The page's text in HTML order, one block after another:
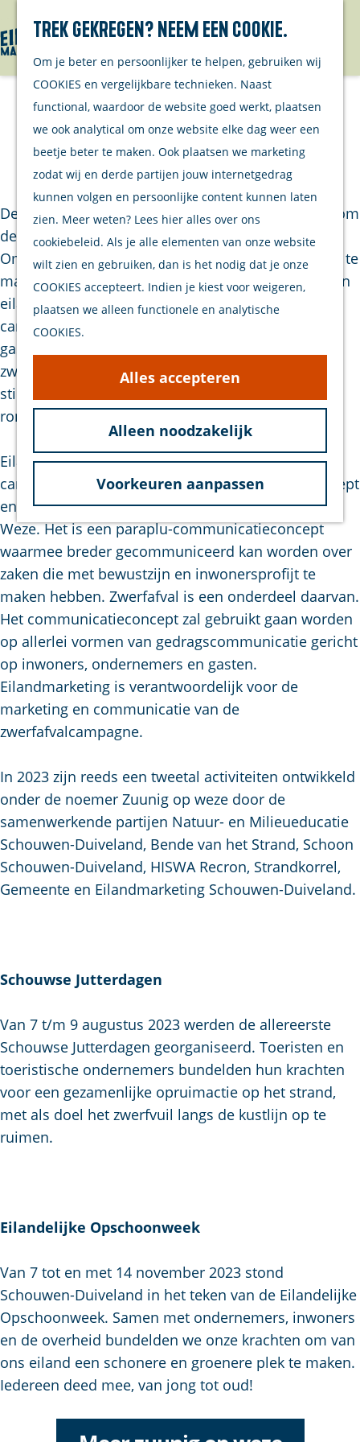
Trek gekregen? Neem een cookie.
Om je beter en persoonlijker te helpen, gebruiken wij
COOKIES en vergelijkbare technieken. Naast
functional, waardoor de website goed werkt, plaatsen
we ook analytical om onze website elke dag weer een
beetje beter te maken. Ook plaatsen we marketing
zodat wij en derde partijen jouw internetgedrag
kunnen volgen en persoonlijke content kunnen laten
zien. Meer weten? Lees hier alles over ons
cookiebeleid. Als je alle elementen van onze website
wilt zien en gebruiken, dan is het nodig dat je onze
COOKIES accepteert. Indien je kiest voor weigeren,
plaatsen we alleen functionele en analytische
COOKIES.
Alles accepteren
Alleen noodzakelijk
Voorkeuren aanpassen
e
h
o
m
e
p
a
g
e
Kanalen
Projecten
Evenement
aanmelden
Contact
Zuunig op Weze
| | |
De gemeente Schouwen-Duiveland streeft ernaar om
de schoonste gemeente van Nederland te worden.
Om alle inwoners, ondernemers en gasten bewust te
maken van de impact van zwerfafval, is daarom een
eiland brede zwerfafvalcampagne ontwikkeld. De
campagne richt zich op inwoners, ondernemers en
gasten van het eiland. Het doel van de
zwerfafvalcampagne is om schoon gedrag te
stimuleren en meer bewustwording te creëren
rondom zwerfafval.
Eilandmarketing is nauw betrokken bij deze
campagne en heeft een nieuw communicatieconcept
en positionering hiervoor ontwikkeld: Zuunig op
Weze. Het is een paraplu-communicatieconcept
waarmee breder gecommuniceerd kan worden over
zaken die met bewustzijn en inwonersprofijt te
maken hebben. Zwerfafval is een onderdeel daarvan.
Het communicatieconcept zal gebruikt gaan worden
op allerlei vormen van gedragscommunicatie gericht
op inwoners, ondernemers en gasten.
Eilandmarketing is verantwoordelijk voor de
marketing en communicatie van de
zwerfafvalcampagne.
In 2023 zijn reeds een tweetal activiteiten ontwikkeld
onder de noemer Zuunig op weze door de
samenwerkende partijen Natuur- en Milieueducatie
Schouwen-Duiveland, Bende van het Strand, Schoon
Schouwen-Duiveland, HISWA Recron, Strandkorrel,
Gemeente en Eilandmarketing Schouwen-Duiveland.
Schouwse Jutterdagen
Van 7 t/m 9 augustus 2023 werden de allereerste
Schouwse Jutterdagen georganiseerd. Toeristen en
toeristische ondernemers bundelden hun krachten
voor een gezamenlijke opruimactie op het strand,
met als doel het zwerfvuil langs de kustlijn op te
ruimen.
Eilandelijke Opschoonweek
Van 7 tot en met 14 november 2023 stond
Schouwen-Duiveland in het teken van de Eilandelijke
Opschoonweek. Samen met ondernemers, inwoners
en de overheid bundelden we onze krachten om van
ons eiland een schonere en groenere plek te maken.
Iedereen deed mee, van jong tot oud!